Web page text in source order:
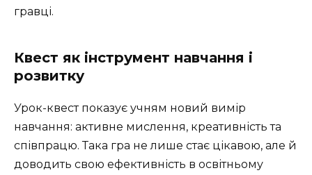
гравці.
Квест як інструмент навчання і
розвитку
Урок-квест показує учням новий вимір
навчання: активне мислення, креативність та
співпрацю. Така гра не лише стає цікавою, але й
доводить свою ефективність в освітньому